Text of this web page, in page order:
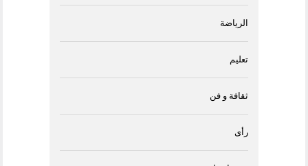
الرياضة
تعليم
ثقافة و فن
رأى